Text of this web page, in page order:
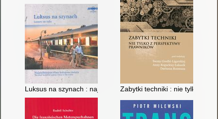
Luksus na szynach : najpiękniejsze trasy kolejowe świata =
Zabytki techniki : nie tylko z